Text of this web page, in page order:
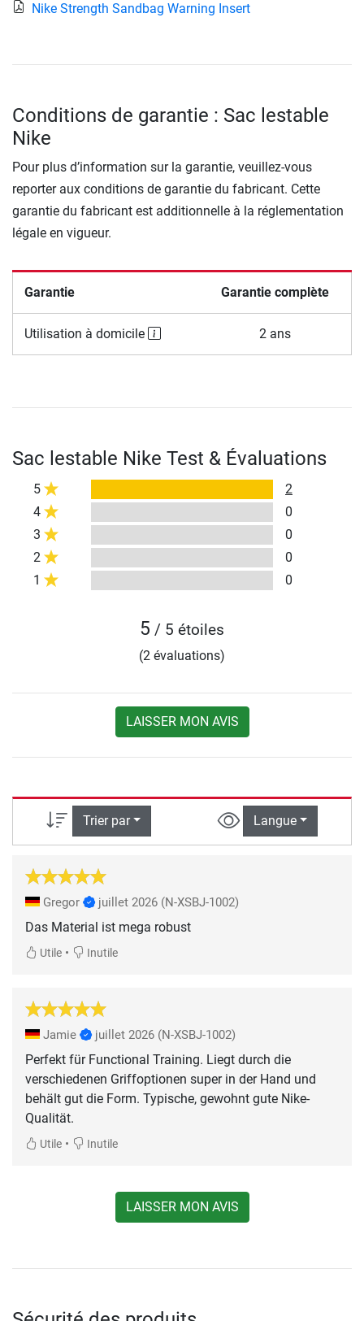
Nike Strength Sandbag Warning Insert
Conditions de garantie : Sac lestable
Nike
Pour plus d’information sur la garantie, veuillez-vous
reporter aux conditions de garantie du fabricant. Cette
garantie du fabricant est additionnelle à la réglementation
légale en vigueur.
Garantie Garantie complète
Utilisation à domicile 2 ans
Sac lestable Nike Test & Évaluations
5
2
4
0
3
0
2
0
1
0
5 / 5 étoiles
(2 évaluations)
LAISSER MON AVIS
Trier par Langue
Gregor juillet 2026 (N-XSBJ-1002)
Das Material ist mega robust
Utile • Inutile
Jamie juillet 2026 (N-XSBJ-1002)
Perfekt für Functional Training. Liegt durch die
verschiedenen Griffoptionen super in der Hand und
behält gut die Form. Typische, gewohnt gute Nike-
Qualität.
Utile • Inutile
LAISSER MON AVIS